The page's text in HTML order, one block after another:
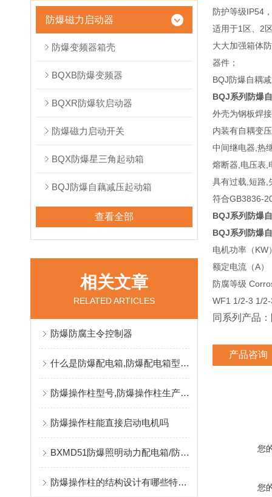
防爆磁力启动器
防爆变频器箱壳
BQXB防爆变频器
BQXR防爆软启动器
防爆磁力启动开关
BQX防爆星三角起动箱
BQJ防爆自藕减压起动箱
查看全部
相关文章
RELATED ARTICLES
防爆防腐主令控制器
什么是防爆配电箱,防爆配电箱型号含义
防爆操作柱型号,防爆操作柱生产厂家,
防爆操作柱能直接启动电机吗
BXMD51防爆照明动力配电箱/防爆动力检修箱BXX51石油化工厂*
防爆操作柱的结构设计有哪些特色呢？
防护等级IP54
适用于1区、2
大大加强箱体
器件；
BQJ防爆自耦
BQJ系列防爆
外壳为钢板焊
内装有自耦变
中间继电器,热
熔断器,电压表
具有过载,短路
符合GB3836-
BQJ系列防爆
BQJ系列防爆
电机功率（KW
额定电流（A
防腐等级
WF1 1/2-3 1/
同系列产品
产品咨询
您
您